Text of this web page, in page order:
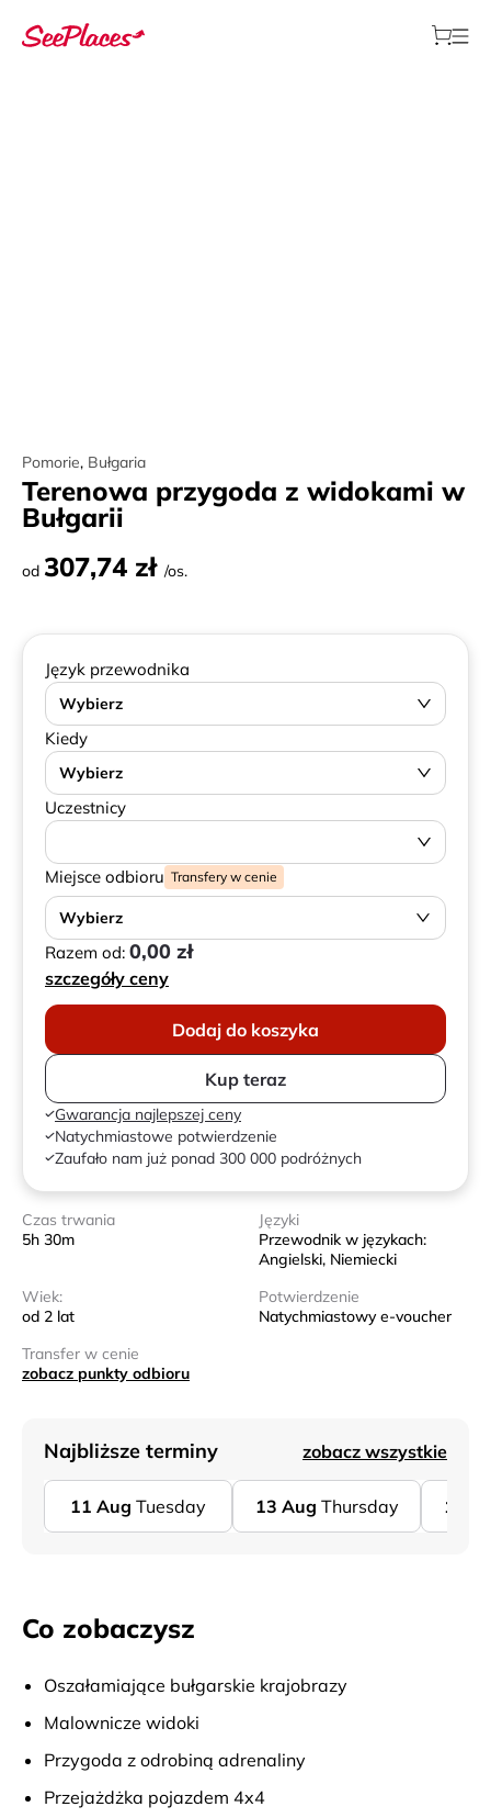
Pomorie, Bułgaria
Terenowa przygoda z widokami w
Bułgarii
od 307,74 zł /os.
Język przewodnika
Wybierz
Kiedy
Wybierz
Uczestnicy
Miejsce odbioru Transfery w cenie
Wybierz
Razem od: 0,00 zł
szczegóły ceny
Dodaj do koszyka
Kup teraz
Gwarancja najlepszej ceny
Natychmiastowe potwierdzenie
Zaufało nam już ponad 300 000 podróżnych
Czas trwania
5h 30m
Języki
Przewodnik w językach:
Angielski, Niemiecki
Wiek:
od 2 lat
Potwierdzenie
Natychmiastowy e-voucher
Transfer w cenie
zobacz punkty odbioru
Najbliższe terminy zobacz wszystkie
11 Aug Tuesday 13 Aug Thursday 15
Co zobaczysz
Oszałamiające bułgarskie krajobrazy
Malownicze widoki
Przygoda z odrobiną adrenaliny
Przejażdżka pojazdem 4x4